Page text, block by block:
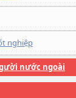
nghiệp
nước ngoài